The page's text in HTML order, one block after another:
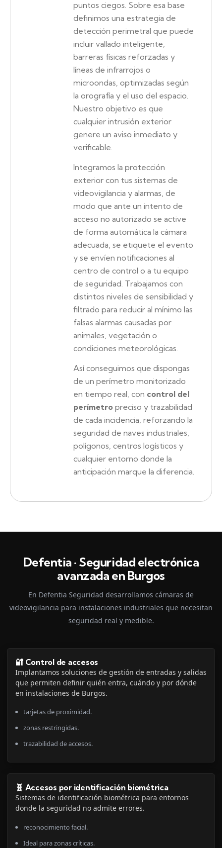
puntos ciegos. Sobre esa base
definimos una estrategia de
detección perimetral que puede
incluir vallado inteligente,
barreras físicas reforzadas y
líneas de infrarrojos o
microondas, optimizadas según
la orografía y el uso del espacio.
Nuestro objetivo es que
cualquier intrusión exterior
genere un aviso inmediato y
verificable.
Integramos la protección
exterior con tus sistemas de
videovigilancia y alarmas, de
modo que ante un intento de
acceso no autorizado se active
de forma automática la cámara
adecuada, se etiquete el evento
y se envíen notificaciones al
centro de control o a tu equipo
de seguridad. Trabajamos con
distintos niveles de sensibilidad y
filtrado para reducir al mínimo las
falsas alarmas causadas por
animales, vegetación o
condiciones meteorológicas.
Así conseguimos que dispongas
de un perímetro monitorizado
en tiempo real, con control del
perímetro preciso y trazabilidad
de cada incidencia, reforzando la
seguridad de naves industriales,
polígonos, centros logísticos y
cualquier entorno donde la
anticipación marque la diferencia.
Defentia · Seguridad electrónica
avanzada en Burgos
En Defentia Seguridad desarrollamos cámaras de
videovigilancia para instalaciones industriales que necesitan
seguridad real y medible.
🔐 Control de accesos
Implantamos soluciones de gestión de entradas y salidas
que permiten definir quién entra, cuándo y por dónde
en instalaciones de Burgos.
tarjetas de proximidad.
zonas restringidas.
trazabilidad de accesos.
🧬 Accesos por identificación biométrica
Sistemas de identificación biométrica para entornos
donde la seguridad no admite errores.
reconocimiento facial.
Ideal para zonas críticas.